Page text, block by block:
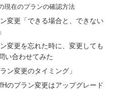
現在のプランの確認方法
変更「できる場合と、できない
変更を忘れた時に、変更しても
い合わせてみた
ン変更のタイミング」
のプラン変更はアップグレード